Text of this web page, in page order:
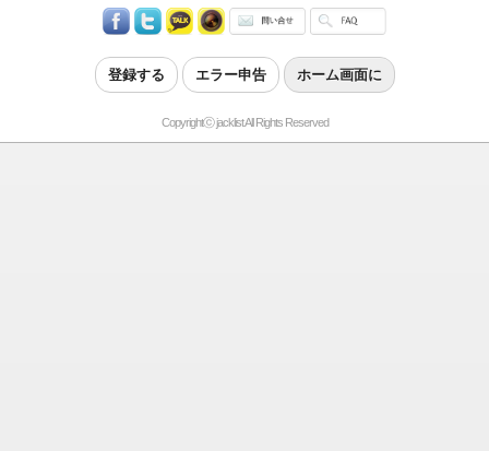
登録する エラー申告 ホーム画面に
Copyrightⓒ jacklist All Rights Reserved